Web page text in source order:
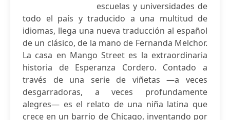
escuelas y universidades de
todo el país y traducido a una multitud de
idiomas, llega una nueva traducción al español
de un clásico, de la mano de Fernanda Melchor.
La casa en Mango Street es la extraordinaria
historia de Esperanza Cordero. Contado a
través de una serie de viñetas —a veces
desgarradoras, a veces profundamente
alegres— es el relato de una niña latina que
crece en un barrio de Chicago, inventando por